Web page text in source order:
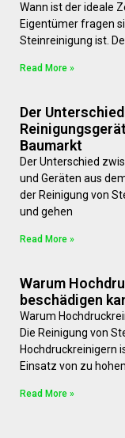
Wann ist der ideale
Eigentümer fragen
Steinreinigung ist.
Read More »
Der
Baumarkt
Der Unterschied
und Geräten aus
der Reinigung von
und gehen
Read More »
Warum
beschädigen
Warum
Die Reinigung von
Hochdruckreinigern
Einsatz von zu
Read More »